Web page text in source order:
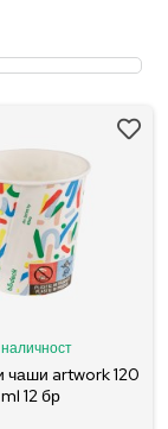
чаши artwork 120
ml 12 бр